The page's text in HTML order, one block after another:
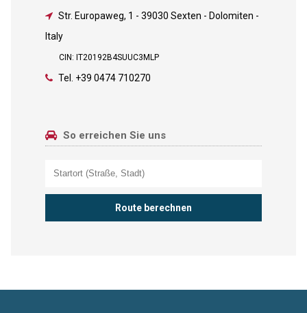
Str. Europaweg, 1 - 39030 Sexten - Dolomiten -
Italy
CIN: IT20192B4SUUC3MLP
Tel. +39 0474 710270
So erreichen Sie uns